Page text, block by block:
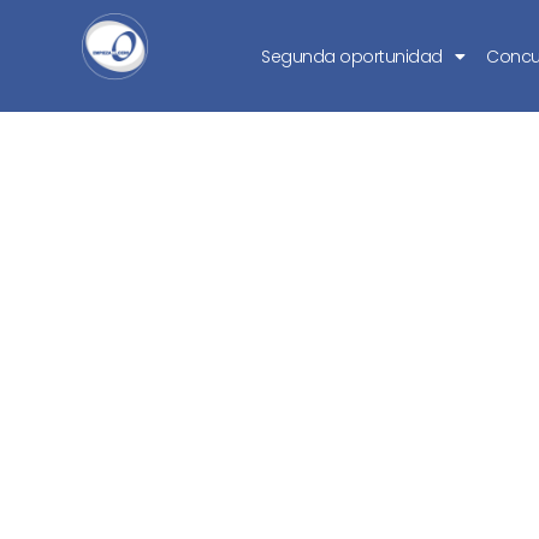
Segunda oportunidad